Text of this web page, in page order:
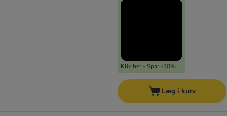
Klik her - Spar -10%
Læg i kurv